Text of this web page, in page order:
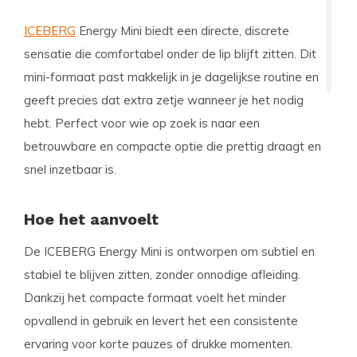
ICEBERG Energy Mini biedt een directe, discrete
sensatie die comfortabel onder de lip blijft zitten. Dit
mini-formaat past makkelijk in je dagelijkse routine en
geeft precies dat extra zetje wanneer je het nodig
hebt. Perfect voor wie op zoek is naar een
betrouwbare en compacte optie die prettig draagt en
snel inzetbaar is.
Hoe het aanvoelt
De ICEBERG Energy Mini is ontworpen om subtiel en
stabiel te blijven zitten, zonder onnodige afleiding.
Dankzij het compacte formaat voelt het minder
opvallend in gebruik en levert het een consistente
ervaring voor korte pauzes of drukke momenten.